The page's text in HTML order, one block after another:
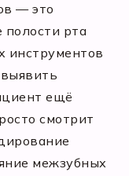
— это
полости рта
инструментов
ещё
смотрит
межзубных